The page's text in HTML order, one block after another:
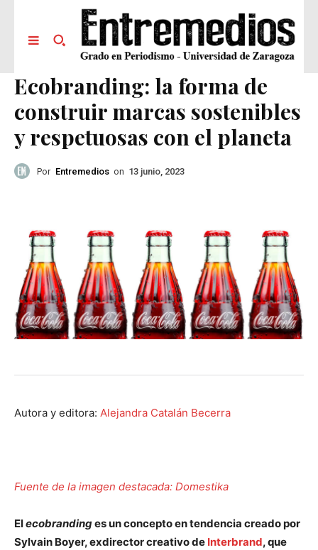
Ecobranding: la forma de
construir marcas sostenibles
y respetuosas con el planeta
Por Entremedios on 13 junio, 2023
Autora y editora: Alejandra Catalán Becerra
Fuente de la imagen destacada: Domestika
Elecobrandinges un concepto en tendencia creado por
Sylvain Boyer, exdirector creativo de Interbrand, que